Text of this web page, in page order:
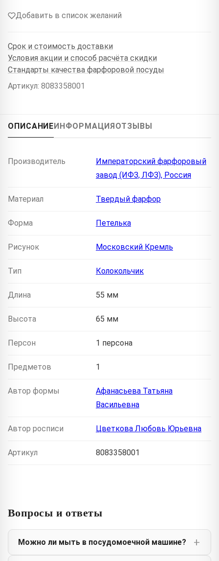
Добавить в список желаний
Срок и стоимость доставки
Условия акции и способ расчёта скидки
Стандарты качества фарфоровой посуды
Артикул: 8083358001
ОПИСАНИЕИНФОРМАЦИЯОТЗЫВЫ
Производитель
Императорский фарфоровый
завод (ИФЗ, ЛФЗ), Россия
Материал Твердый фарфор
Форма Петелька
Рисунок Московский Кремль
Тип Колокольчик
Длина 55 мм
Высота 65 мм
Персон 1 персона
Предметов 1
Автор формы
Афанасьева Татьяна
Васильевна
Автор росписи Цветкова Любовь Юрьевна
Артикул 8083358001
Вопросы и ответы
Можно ли мыть в посудомоечной машине?